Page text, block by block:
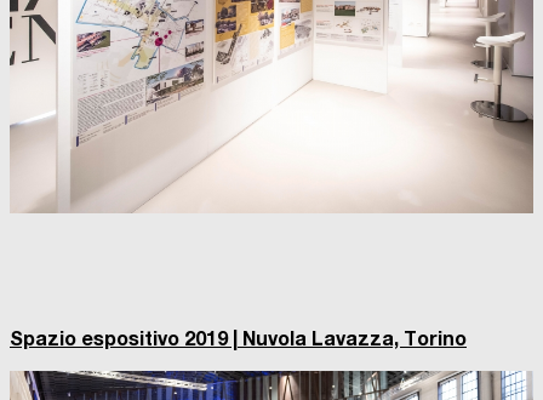
Spazio espositivo 2019 | Nuvola Lavazza, Torino